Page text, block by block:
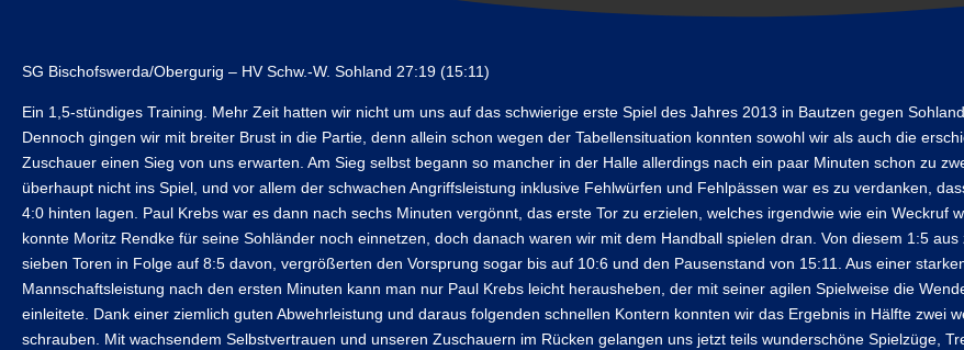
SG Bischofswerda/Obergurig – HV Schw.-W. Sohland 27:19 (15:11)
Ein 1,5-stündiges Training. Mehr Zeit hatten wir nicht um uns auf das schwierige erste Spiel des Jahres 2013 in Bautzen gegen
Dennoch gingen wir mit breiter Brust in die Partie, denn allein schon wegen der Tabellensituation konnten sowohl wir als auch die
Zuschauer einen Sieg von uns erwarten. Am Sieg selbst begann so mancher in der Halle allerdings nach ein paar Minuten schon zu
überhaupt nicht ins Spiel, und vor allem der schwachen Angriffsleistung inklusive Fehlwürfen und Fehlpässen war es zu verdanken,
4:0 hinten lagen. Paul Krebs war es dann nach sechs Minuten vergönnt, das erste Tor zu erzielen, welches irgendwie wie ein Weckruf
konnte Moritz Rendke für seine Sohländer noch einnetzen, doch danach waren wir mit dem Handball spielen dran. Von diesem 1:5 aus
sieben Toren in Folge auf 8:5 davon, vergrößerten den Vorsprung sogar bis auf 10:6 und den Pausenstand von 15:11. Aus einer
Mannschaftsleistung nach den ersten Minuten kann man nur Paul Krebs leicht herausheben, der mit seiner agilen Spielweise die
einleitete. Dank einer ziemlich guten Abwehrleistung und daraus folgenden schnellen Kontern konnten wir das Ergebnis in Hälfte zwei
schrauben. Mit wachsendem Selbstvertrauen und unseren Zuschauern im Rücken gelangen uns jetzt teils wunderschöne Spielzüge,